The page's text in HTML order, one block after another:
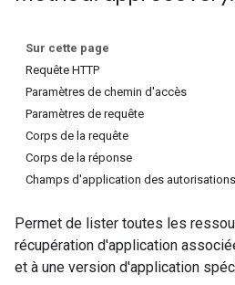
Sur cette page
Requête HTTP
Paramètres de chemin d'accès
Paramètres de requête
Corps de la requête
Corps de la réponse
Champs d'application des autorisations
Permet de lister toutes les
récupération d'application
et à une version d'application